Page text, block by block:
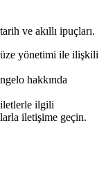
ve akıllı ipuçları.
yönetimi ile ilişkili
hakkında
ilgili
iletişime geçin.